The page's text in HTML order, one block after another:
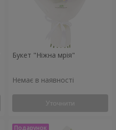
Букет "Ніжна мрія"
Немає в наявності
Уточнити